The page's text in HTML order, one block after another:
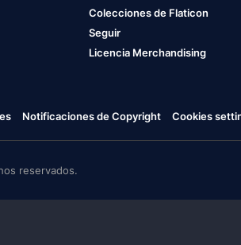
Colecciones de Flaticon
Seguir
Licencia Merchandising
Notificaciones de Copyright Cookies
reservados.